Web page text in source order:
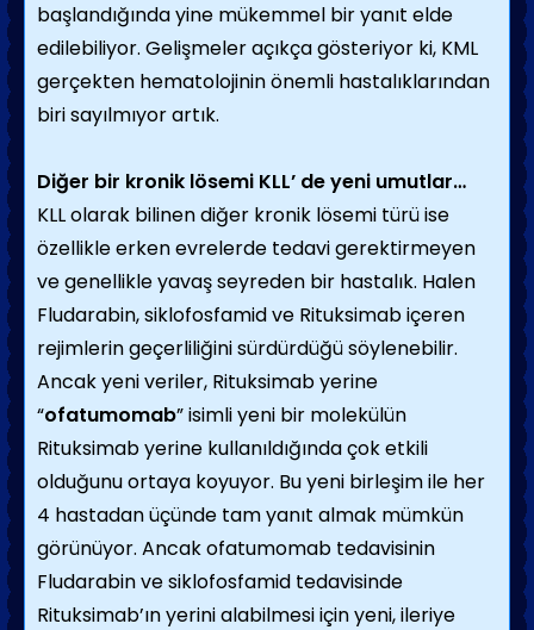
başlandığında yine mükemmel bir yanıt elde
edilebiliyor. Gelişmeler açıkça gösteriyor ki, KML
gerçekten hematolojinin önemli hastalıklarından
biri sayılmıyor artık.
Diğer bir kronik lösemi KLL’ de yeni umutlar…
KLL olarak bilinen diğer kronik lösemi türü ise
özellikle erken evrelerde tedavi gerektirmeyen
ve genellikle yavaş seyreden bir hastalık. Halen
Fludarabin, siklofosfamid ve Rituksimab içeren
rejimlerin geçerliliğini sürdürdüğü söylenebilir.
Ancak yeni veriler, Rituksimab yerine
“ofatumomab” isimli yeni bir molekülün
Rituksimab yerine kullanıldığında çok etkili
olduğunu ortaya koyuyor. Bu yeni birleşim ile her
4 hastadan üçünde tam yanıt almak mümkün
görünüyor. Ancak ofatumomab tedavisinin
Fludarabin ve siklofosfamid tedavisinde
Rituksimab’ın yerini alabilmesi için yeni, ileriye